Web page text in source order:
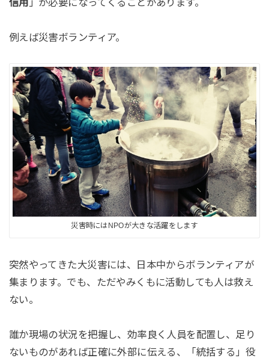
信用 」が必要になってくることがあります。
例えば災害ボランティア。
災害時にはNPOが大きな活躍をします
突然やってきた大災害には、日本中からボランティアが
集まります。でも、ただやみくもに活動しても人は救え
ない。
誰か現場の状況を把握し、効率良く人員を配置し、足り
ないものがあれば正確に外部に伝える、「統括する」役